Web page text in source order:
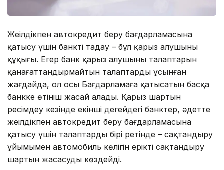
Жеңілдікпен автокредит беру бағдарламасына
қатысу үшін банкті таңдау – бұл қарыз алушының
құқығы. Егер банк қарыз алушының талаптарын
қанағаттандырмайтын талаптарды ұсынған
жағдайда, ол осы Бағдарламаға қатысатын басқа
банкке өтініш жасай алады. Қарыз шартын
ресімдеу кезінде екінші деңгейдегі банктер, әдетте
жеңілдікпен автокредит беру бағдарламасына
қатысу үшін талаптардың бірі ретінде – сақтандыру
ұйымымен автомобиль көлігін ерікті сақтандыру
шартын жасасуды көздейді.